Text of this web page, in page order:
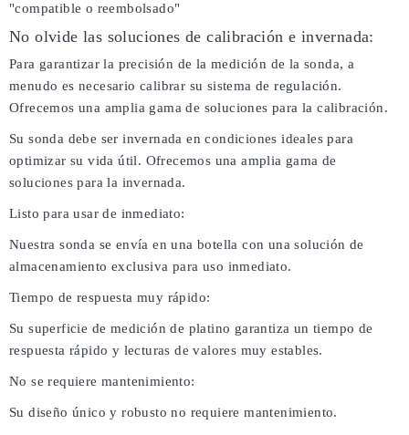
"compatible o reembolsado"
No olvide las soluciones de calibración e invernada:
Para garantizar la precisión de la medición de la sonda, a
menudo es necesario calibrar su sistema de regulación.
Ofrecemos una amplia gama de soluciones para la calibración.
Su sonda debe ser invernada en condiciones ideales para
optimizar su vida útil. Ofrecemos una amplia gama de
soluciones para la invernada.
Listo para usar de inmediato:
Nuestra sonda se envía en una botella con una solución de
almacenamiento exclusiva para uso inmediato.
Tiempo de respuesta muy rápido:
Su superficie de medición de platino garantiza un tiempo de
respuesta rápido y lecturas de valores muy estables.
No se requiere mantenimiento:
Su diseño único y robusto no requiere mantenimiento.